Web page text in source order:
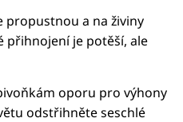
a na živiny
přihnojení je potěší, ale
oporu pro výhony
odstřihněte seschlé